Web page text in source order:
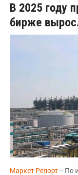
В 2025 году
бирже
Маркет Репорт-- По